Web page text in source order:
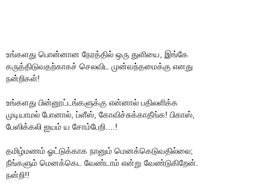
உங்களது பொன்னான நேரத்தில் ஒரு துளியை, இங்கே
கருத்திடுவதற்காகச் செலவிட முன்வந்தமைக்கு எனது
நன்றிகள்!
உங்களது பின்னூட்டங்களுக்கு என்னால் பதிலளிக்க
முடியாமல் போனால், ப்ளீஸ், கோவிச்சுக்காதீங்க! பிகாஸ்,
பேஸிக்கலி ஐயம் ய சோம்பேறி....!
தமிழ்மணம் ஓட்டுக்காக நானும் மெனக்கெடுவதில்லை;
நீங்களும் மெனக்கெட வேண்டாம் என்று வேண்டுகிறேன்.
நன்றி!!